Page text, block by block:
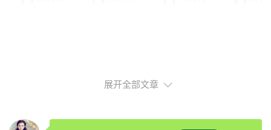
展开全部文章